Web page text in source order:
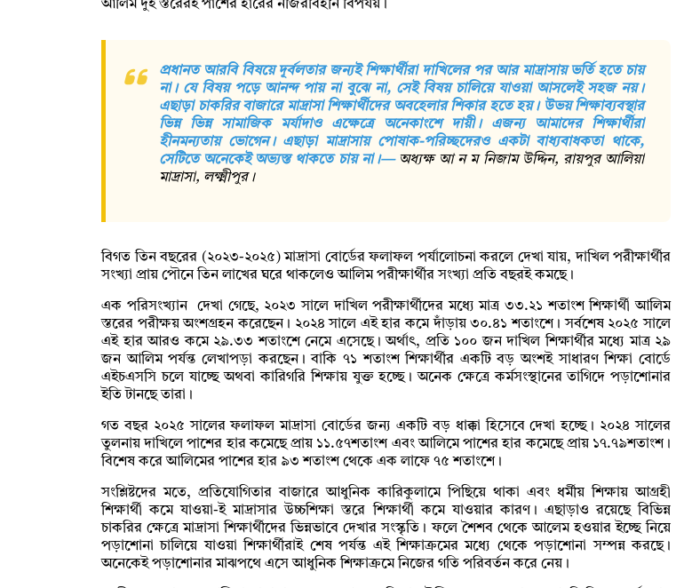
আলিম দুই স্তরেরই পাশের হারের নজিরবিহীন বিপর্যয়।
প্রধানত আরবি বিষয়ে দূর্বলতার জন্যই শিক্ষার্থীরা দাখিলের পর আর মাদ্রাসায় ভর্তি হতে চায়
না। যে বিষয় পড়ে আনন্দ পায় না বুঝে না, সেই বিষয় চালিয়ে যাওয়া আসলেই সহজ নয়।
এছাড়া চাকরির বাজারে মাদ্রাসা শিক্ষার্থীদের অবহেলার শিকার হতে হয়। উভয় শিক্ষাব্যবস্থার
ভিন্ন ভিন্ন সামাজিক মর্যাদাও এক্ষেত্রে অনেকাংশে দায়ী। এজন্য আমাদের শিক্ষার্থীরা
হীনমন্যতায় ভোগেন। এছাড়া মাদ্রাসায় পোষাক-পরিচ্ছদেরও একটা বাধ্যবাধকতা থাকে,
সেটিতে অনেকেই অভ্যস্ত থাকতে চায় না।—অধ্যক্ষ আ ন ম নিজাম উদ্দিন, রায়পুর আলিয়া
মাদ্রাসা, লক্ষ্মীপুর।
বিগত তিন বছরের (২০২৩-২০২৫) মাদ্রাসা বোর্ডের ফলাফল পর্যালোচনা করলে দেখা যায়, দাখিল পরীক্ষার্থীর
সংখ্যা প্রায় পৌনে তিন লাখের ঘরে থাকলেও আলিম পরীক্ষার্থীর সংখ্যা প্রতি বছরই কমছে।
এক পরিসংখ্যান দেখা গেছে, ২০২৩ সালে দাখিল পরীক্ষার্থীদের মধ্যে মাত্র ৩৩.২১ শতাংশ শিক্ষার্থী আলিম
স্তরের পরীক্ষয় অংশগ্রহন করেছেন। ২০২৪ সালে এই হার কমে দাঁড়ায় ৩০.৪১ শতাংশে। সর্বশেষ ২০২৫ সালে
এই হার আরও কমে ২৯.৩৩ শতাংশে নেমে এসেছে। অর্থাৎ, প্রতি ১০০ জন দাখিল শিক্ষার্থীর মধ্যে মাত্র ২৯
জন আলিম পর্যন্ত লেখাপড়া করছেন। বাকি ৭১ শতাংশ শিক্ষার্থীর একটি বড় অংশই সাধারণ শিক্ষা বোর্ডে
এইচএসসি চলে যাচ্ছে অথবা কারিগরি শিক্ষায় যুক্ত হচ্ছে। অনেক ক্ষেত্রে কর্মসংস্থানের তাগিদে পড়াশোনার
ইতি টানছে তারা।
গত বছর ২০২৫ সালের ফলাফল মাদ্রাসা বোর্ডের জন্য একটি বড় ধাক্কা হিসেবে দেখা হচ্ছে। ২০২৪ সালের
তুলনায় দাখিলে পাশের হার কমেছে প্রায় ১১.৫৭শতাংশ এবং আলিমে পাশের হার কমেছে প্রায় ১৭.৭৯শতাংশ।
বিশেষ করে আলিমের পাশের হার ৯৩ শতাংশ থেকে এক লাফে ৭৫ শতাংশে।
সংশ্লিষ্টদের মতে, প্রতিযোগিতার বাজারে আধুনিক কারিকুলামে পিছিয়ে থাকা এবং ধর্মীয় শিক্ষায় আগ্রহী
শিক্ষার্থী কমে যাওয়া-ই মাদ্রাসার উচ্চশিক্ষা স্তরে শিক্ষার্থী কমে যাওয়ার কারণ। এছাড়াও রয়েছে বিভিন্ন
চাকরির ক্ষেত্রে মাদ্রাসা শিক্ষার্থীদের ভিন্নভাবে দেখার সংস্কৃতি। ফলে শৈশব থেকে আলেম হওয়ার ইচ্ছে নিয়ে
পড়াশোনা চালিয়ে যাওয়া শিক্ষার্থীরাই শেষ পর্যন্ত এই শিক্ষাক্রমের মধ্যে থেকে পড়াশোনা সম্পন্ন করছে।
অনেকেই পড়াশোনার মাঝপথে এসে আধুনিক শিক্ষাক্রমে নিজের গতি পরিবর্তন করে নেয়।